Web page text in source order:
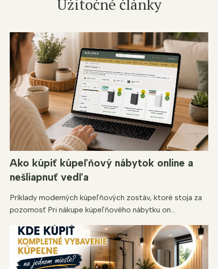
Užitočné články
Ako kúpiť kúpeľňový nábytok online a
nešliapnuť vedľa
Príklady moderných kúpeľňových zostáv, ktoré stoja za
pozornosť Pri nákupe kúpeľňového nábytku on...